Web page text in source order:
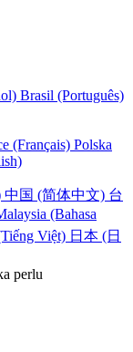
Brasil (Português)
(Français) Polska
中国 (简体中文) 台
(Bahasa
Việt) 日本 (日
perlu